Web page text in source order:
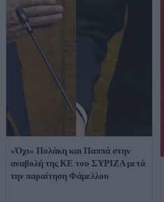
«Όχι» Πολάκη και Παππά στην
αναβολή της ΚΕ του ΣΥΡΙΖΑ μετά
την παραίτηση Φάμελλου